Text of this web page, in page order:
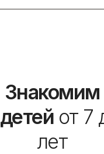
Знакомим
детей от 7
лет